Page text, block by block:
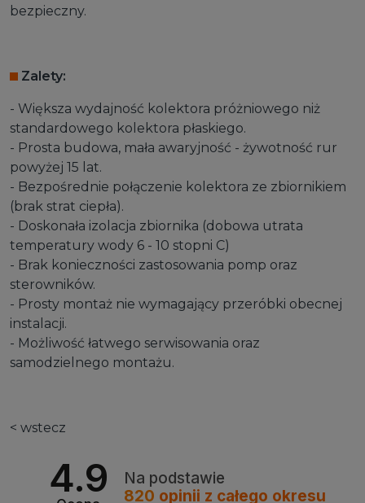
bezpieczny.
Zalety:
- Większa wydajność kolektora próżniowego niż
standardowego kolektora płaskiego.
- Prosta budowa, mała awaryjność - żywotność rur
powyżej 15 lat.
- Bezpośrednie połączenie kolektora ze zbiornikiem
(brak strat ciepła).
- Doskonała izolacja zbiornika (dobowa utrata
temperatury wody 6 - 10 stopni C)
- Brak konieczności zastosowania pomp oraz
sterowników.
- Prosty montaż nie wymagający przeróbki obecnej
instalacji.
- Możliwość łatwego serwisowania oraz
samodzielnego montażu.
< wstecz
4.9
Na podstawie
820 opinii z całego okresu